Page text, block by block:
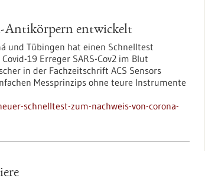
Antikörpern entwickelt
und Tübingen hat einen Schnelltest
19 Erreger SARS-Cov2 im Blut
in der Fachzeitschrift ACS Sensors
Messprinzips ohne teure Instrumente
schnelltest-zum-nachweis-von-corona-